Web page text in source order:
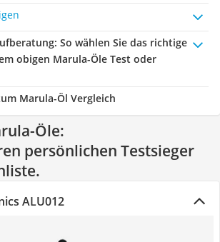
: So wählen Sie das richtige
obigen Marula-Öle Test oder
Marula-Öl Vergleich
Öle:
persönlichen Testsieger
ALU012